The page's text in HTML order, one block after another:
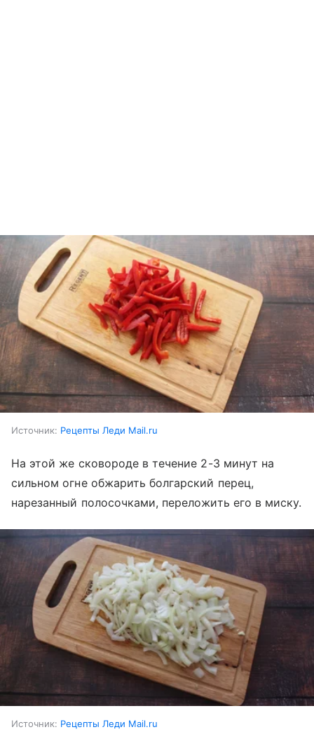
Источник: Рецепты Леди Mail.ru
На этой же сковороде в течение 2-3 минут на
сильном огне обжарить болгарский перец,
нарезанный полосочками, переложить его в миску.
Источник: Рецепты Леди Mail.ru